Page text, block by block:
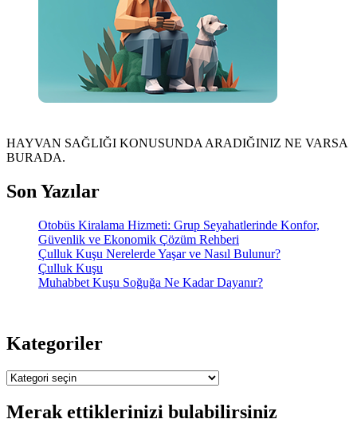
HAYVAN SAĞLIĞI KONUSUNDA ARADIĞINIZ NE VARSA
BURADA.
Son Yazılar
Otobüs Kiralama Hizmeti: Grup Seyahatlerinde Konfor,
Güvenlik ve Ekonomik Çözüm Rehberi
Çulluk Kuşu Nerelerde Yaşar ve Nasıl Bulunur?
Çulluk Kuşu
Muhabbet Kuşu Soğuğa Ne Kadar Dayanır?
Kategoriler
Kategoriler
Merak ettiklerinizi bulabilirsiniz